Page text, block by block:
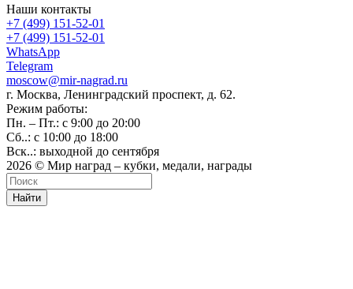
Наши контакты
+7 (499) 151-52-01
+7 (499) 151-52-01
WhatsApp
Telegram
moscow@mir-nagrad.ru
г. Москва, Ленинградский проспект, д. 62.
Режим работы:
Пн. – Пт.: с 9:00 до 20:00
Сб..: с 10:00 до 18:00
Вск..: выходной до сентября
2026 © Мир наград – кубки, медали, награды
Найти